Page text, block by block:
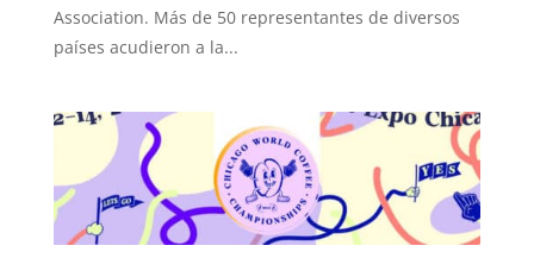
Association. Más de 50 representantes de diversos
países acudieron a la...